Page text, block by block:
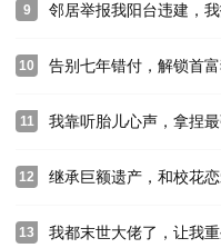
9 邻居举报我阳台违建，我
10 告别七年错付，解锁首
11 我靠听胎儿心声，拿捏
12 继承巨额遗产，和校花
13 我都末世大佬了，让我重生当保镖，我